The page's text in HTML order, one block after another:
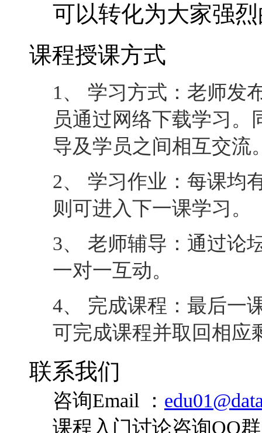
可以转化为大家强
课程授课方式
1、 学习方式：老师发
员通过网络下载学习
导及学员之间相互交流
2、 学习作业：每课均
则可进入下一课学习。
3、 老师辅导：通过论
一对一互动。
4、 完成课程：最后一
可完成课程并取回相应
联系我们
咨询Email ：
课程入门讨论咨询QQ